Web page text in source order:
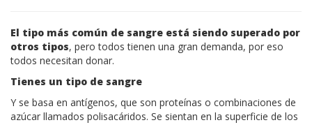
El tipo más común de sangre está siendo superado por
otros tipos, pero todos tienen una gran demanda, por eso
todos necesitan donar.
Tienes un tipo de sangre
Y se basa en antígenos, que son proteínas o combinaciones de
azúcar llamados polisacáridos. Se sientan en la superficie de los